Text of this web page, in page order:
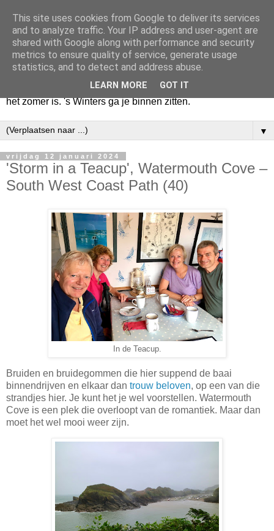
Huize Zeezicht
Als het lente is, lees ik een krant op een terras en drink een
latte uit een glas. Of om het even een boek met een
cappuccino of een dubbele espresso. Maar dat kan ook als
het zomer is. 's Winters ga je binnen zitten.
▼
vrijdag 12 januari 2024
'Storm in a Teacup', Watermouth Cove –
South West Coast Path (40)
In de Teacup.
Bruiden en bruidegommen die hier suppend de baai
binnendrijven en elkaar dan trouw beloven, op een van die
strandjes hier. Je kunt het je wel voorstellen. Watermouth
Cove is een plek die overloopt van de romantiek. Maar dan
moet het wel mooi weer zijn.
This site uses cookies from Google to deliver its services
and to analyze traffic. Your IP address and user-agent are
shared with Google along with performance and security
metrics to ensure quality of service, generate usage
statistics, and to detect and address abuse.
LEARN MORE GOT IT